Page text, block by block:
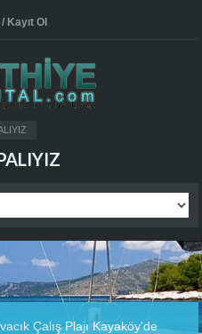
Kayıt Ol
Çalış Plajı Kayaköy'de